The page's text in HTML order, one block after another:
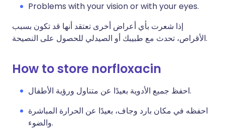
Problems with your vision or with your eyes.
إذا شعرت بأي أعراض أخرى تعتقد أنها قد تكون بسبب
الأقراص، تحدث مع طبيبك أو الصيدلي للحصول على النصيحة.
How to store norfloxacin
احفظ جميع الأدوية بعيدًا عن متناول ورؤية الأطفال.
احفظه في مكان بارد وجاف، بعيدًا عن الحرارة المباشرة
والضوء.